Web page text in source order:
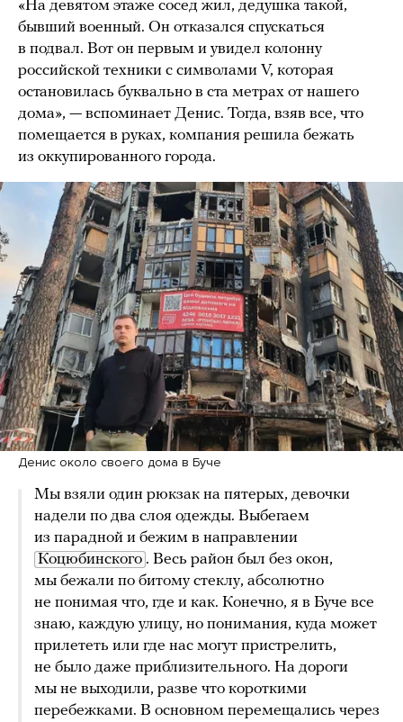
«На девятом этаже сосед жил, дедушка такой,
бывший военный. Он отказался спускаться
в подвал. Вот он первым и увидел колонну
российской техники с символами V, которая
остановилась буквально в ста метрах от нашего
дома», — вспоминает Денис. Тогда, взяв все, что
помещается в руках, компания решила бежать
из оккупированного города.
Денис около своего дома в Буче
Мы взяли один рюкзак на пятерых, девочки
надели по два слоя одежды. Выбегаем
из парадной и бежим в направлении
Коцюбинского . Весь район был без окон,
мы бежали по битому стеклу, абсолютно
не понимая что, где и как. Конечно, я в Буче все
знаю, каждую улицу, но понимания, куда может
прилететь или где нас могут пристрелить,
не было даже приблизительного. На дороги
мы не выходили, разве что короткими
перебежками. В основном перемещались через